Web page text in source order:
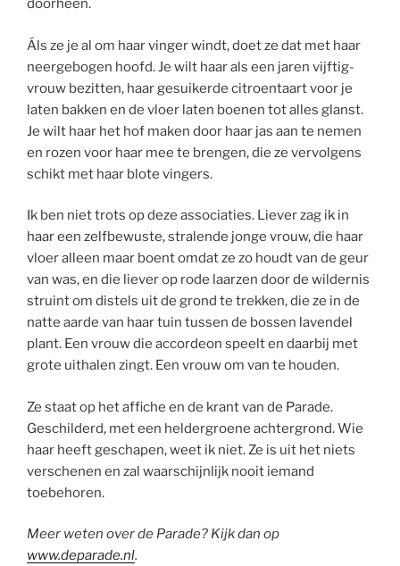
doorheen.
Áls ze je al om haar vinger windt, doet ze dat met haar
neergebogen hoofd. Je wilt haar als een jaren vijftig-
vrouw bezitten, haar gesuikerde citroentaart voor je
laten bakken en de vloer laten boenen tot alles glanst.
Je wilt haar het hof maken door haar jas aan te nemen
en rozen voor haar mee te brengen, die ze vervolgens
schikt met haar blote vingers.
Ik ben niet trots op deze associaties. Liever zag ik in
haar een zelfbewuste, stralende jonge vrouw, die haar
vloer alleen maar boent omdat ze zo houdt van de geur
van was, en die liever op rode laarzen door de wildernis
struint om distels uit de grond te trekken, die ze in de
natte aarde van haar tuin tussen de bossen lavendel
plant. Een vrouw die accordeon speelt en daarbij met
grote uithalen zingt. Een vrouw om van te houden.
Ze staat op het affiche en de krant van de Parade.
Geschilderd, met een heldergroene achtergrond. Wie
haar heeft geschapen, weet ik niet. Ze is uit het niets
verschenen en zal waarschijnlijk nooit iemand
toebehoren.
Meer weten over de Parade? Kijk dan op
www.deparade.nl.